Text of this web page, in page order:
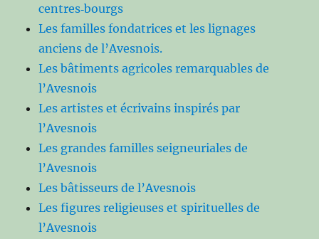
centres‑bourgs
Les familles fondatrices et les lignages
anciens de l’Avesnois.
Les bâtiments agricoles remarquables de
l’Avesnois
Les artistes et écrivains inspirés par
l’Avesnois
Les grandes familles seigneuriales de
l’Avesnois
Les bâtisseurs de l’Avesnois
Les figures religieuses et spirituelles de
l’Avesnois